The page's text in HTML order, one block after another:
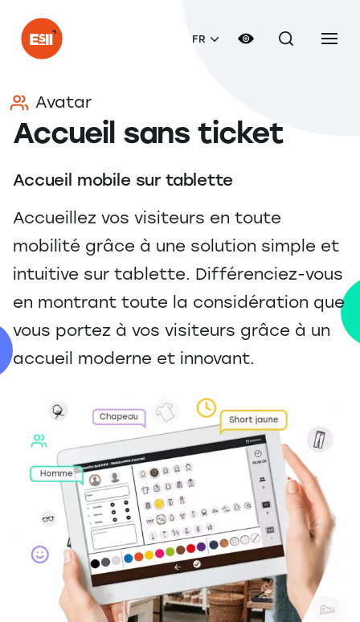
FR
Avatar
Accueil sans ticket
Accueil mobile sur tablette
Accueillez vos visiteurs en toute
mobilité grâce à une solution simple et
intuitive sur tablette. Différenciez-vous
en montrant toute la considération que
vous portez à vos visiteurs grâce à un
accueil moderne et innovant.